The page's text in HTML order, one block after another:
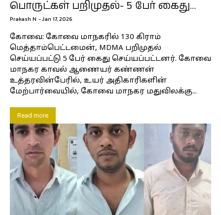
பொருட்கள் பறிமுதல்- 5 பேர் கைது…
Prakash N -Jan 17, 2026
கோவை: கோவை மாநகரில் 130 கிராம்
மெத்தாம்பெட்டமைன், MDMA பறிமுதல்
செய்யப்பட்டு 5 பேர் கைது செய்யப்பட்டனர். கோவை
மாநகர காவல் ஆணையர் கண்ணன்
உத்தரவின்பேரில், உயர் அதிகாரிகளின்
மேற்பார்வையில், கோவை மாநகர மதுவிலக்கு...
Read more